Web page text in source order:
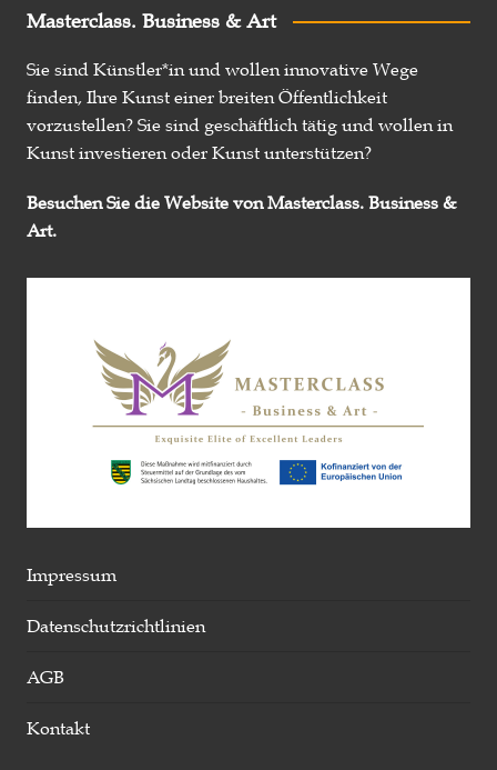
Masterclass. Business & Art
Sie sind Künstler*in und wollen innovative Wege
finden, Ihre Kunst einer breiten Öffentlichkeit
vorzustellen? Sie sind geschäftlich tätig und wollen in
Kunst investieren oder Kunst unterstützen?
Besuchen Sie die Website von Masterclass. Business &
Art.
Impressum
Datenschutzrichtlinien
AGB
Kontakt